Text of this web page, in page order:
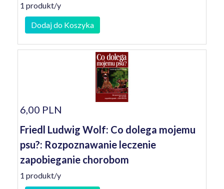
1 produkt/y
Dodaj do Koszyka
6,00 PLN
Friedl Ludwig Wolf: Co dolega mojemu
psu?: Rozpoznawanie leczenie
zapobieganie chorobom
1 produkt/y